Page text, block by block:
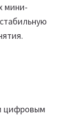
мини-
цифровым